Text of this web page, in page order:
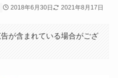
2018年6月30日 2021年8月17日
が含まれている場合がござ